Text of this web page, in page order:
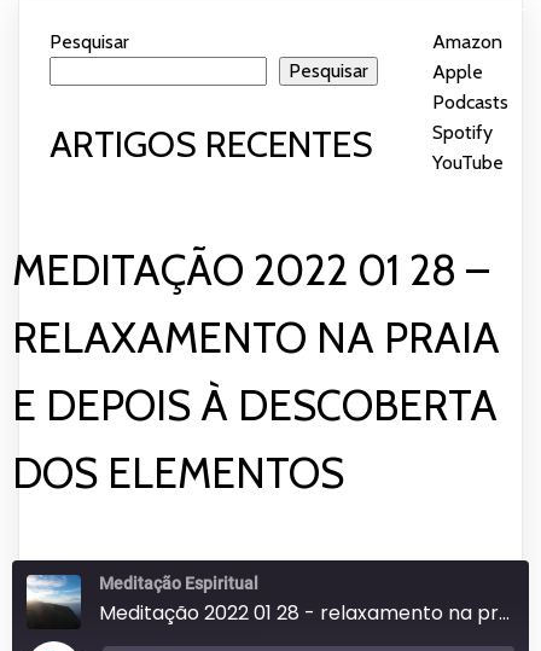
YouTube
INCORPORAR
Amazon
Apple
Podcasts
Spotify
YouTube
MEDITAÇÃO 2022 01 28 –
RELAXAMENTO NA PRAIA
E DEPOIS À DESCOBERTA
DOS ELEMENTOS
Meditação Espiritual
Meditação 2022 01 28 - relaxamento na praia e depois à descoberta dos elementos
Pesquisar
Pesquisar
ARTIGOS RECENTES